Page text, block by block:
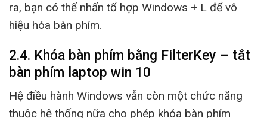
ra, bạn có thể nhấn tổ hợp Windows + L để vô
hiệu hóa bàn phím.
2.4. Khóa bàn phím bằng FilterKey – tắt
bàn phím laptop win 10
Hệ điều hành Windows vẫn còn một chức năng
thuộc hệ thống nữa cho phép khóa bàn phím